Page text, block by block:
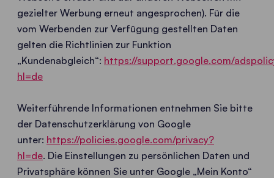
gezielter Werbung erneut angesprochen). Für die
vom Werbenden zur Verfügung gestellten Daten
gelten die Richtlinien zur Funktion
„Kundenabgleich“: https://support.google.com/
hl=de
Weiterführende Informationen entnehmen Sie bitte
der Datenschutzerklärung von Google
unter: https://policies.google.com/privacy?
hl=de. Die Einstellungen zu persönlichen Daten und
Privatsphäre können Sie unter Google „Mein Konto“